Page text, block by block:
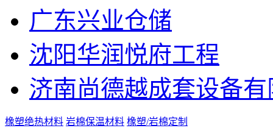
广东兴业仓储
沈阳华润悦府工程
济南尚德越成套设备
橡塑绝热材料 岩棉保温材料 橡塑/岩棉定制